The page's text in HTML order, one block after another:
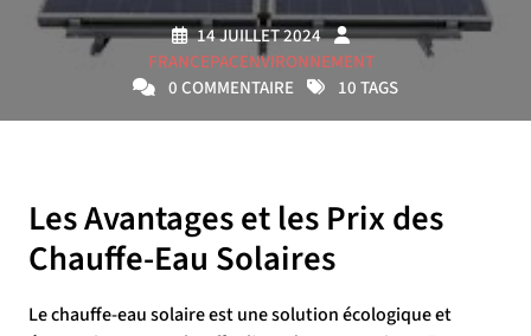
14 JUILLET 2024
FRANCEPACENVIRONNEMENT
0 COMMENTAIRE
10 TAGS
Les Avantages et les Prix des
Chauffe-Eau Solaires
Le chauffe-eau solaire est une solution écologique et